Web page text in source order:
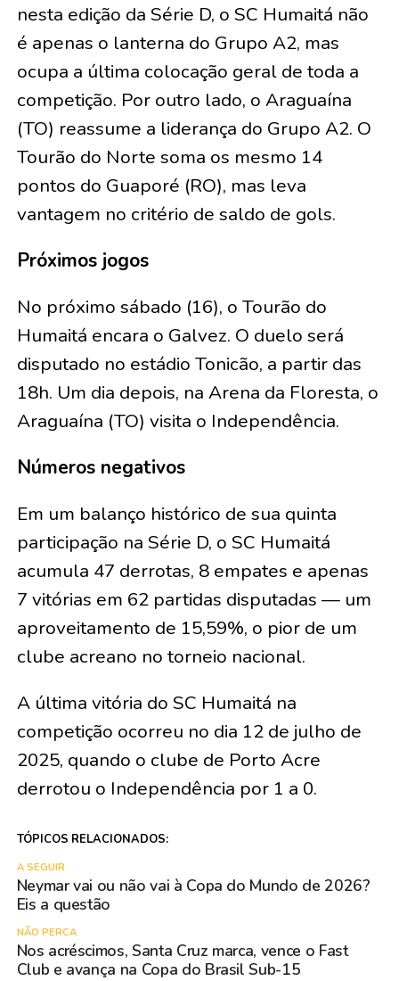
nesta edição da Série D, o SC Humaitá não
é apenas o lanterna do Grupo A2, mas
ocupa a última colocação geral de toda a
competição. Por outro lado, o Araguaína
(TO) reassume a liderança do Grupo A2. O
Tourão do Norte soma os mesmo 14
pontos do Guaporé (RO), mas leva
vantagem no critério de saldo de gols.
Próximos jogos
No próximo sábado (16), o Tourão do
Humaitá encara o Galvez. O duelo será
disputado no estádio Tonicão, a partir das
18h. Um dia depois, na Arena da Floresta, o
Araguaína (TO) visita o Independência.
Números negativos
Em um balanço histórico de sua quinta
participação na Série D, o SC Humaitá
acumula 47 derrotas, 8 empates e apenas
7 vitórias em 62 partidas disputadas — um
aproveitamento de 15,59%, o pior de um
clube acreano no torneio nacional.
A última vitória do SC Humaitá na
competição ocorreu no dia 12 de julho de
2025, quando o clube de Porto Acre
derrotou o Independência por 1 a 0.
TÓPICOS RELACIONADOS:
A SEGUIR
Neymar vai ou não vai à Copa do Mundo de 2026?
Eis a questão
NÃO PERCA
Nos acréscimos, Santa Cruz marca, vence o Fast
Club e avança na Copa do Brasil Sub-15